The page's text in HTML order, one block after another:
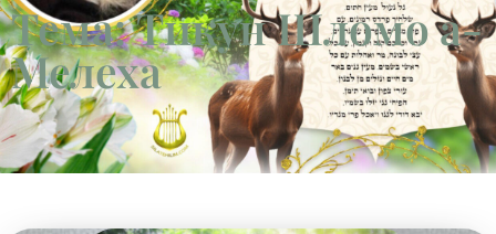
Тема: Тикун Шломо а-
Мелеха